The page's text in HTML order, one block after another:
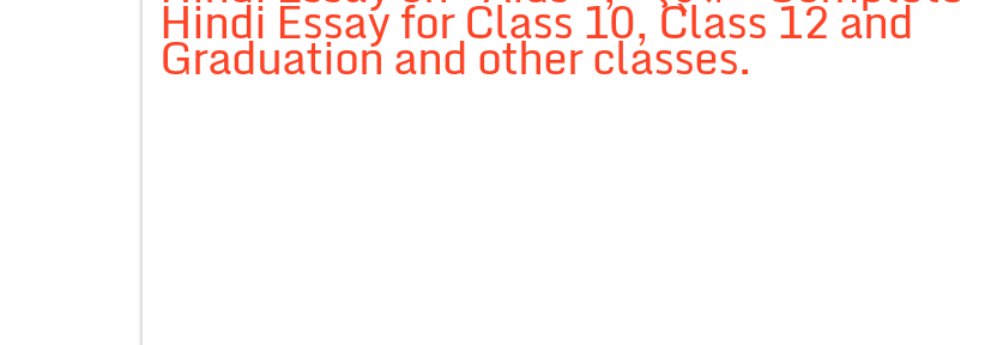
Hindi Essay for Class 10, Class 12 and
Graduation and other classes.